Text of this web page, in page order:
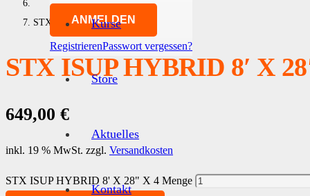
ANMELDEN
RegistrierenPasswort vergessen?
Kurse
Store
Aktuelles
Kontakt
STX ISUP HYBRID 8′ X 28″ X 4
STX ISUP HYBRID 8′ X
649,00 €
inkl. 19 % MwSt. zzgl. Versandkosten
STX ISUP HYBRID 8' X 28" X 4 Menge